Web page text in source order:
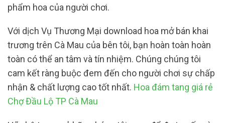
phẩm hoa của người chơi.
Với dịch Vụ Thương Mại download hoa mở bán khai
trương trên Cà Mau của bên tôi, bạn hoàn toàn hoàn
toàn có thể an tâm và tín nhiệm. Chúng chúng tôi
cam kết ràng buộc đem đến cho người chơi sự chấp
nhận & chất lượng cao tốt nhất. Hoa đám tang giá rẻ
Chợ Đầu Lộ TP Cà Mau